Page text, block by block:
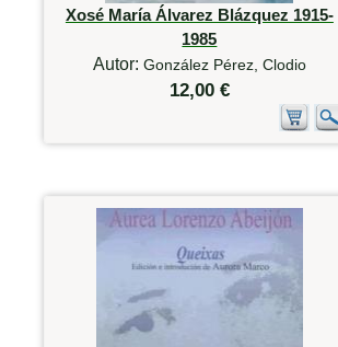
Xosé María Álvarez Blázquez 1915-
1985
Autor: González Pérez, Clodio
12,00 €